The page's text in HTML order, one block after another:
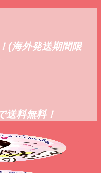
(海外発送期間限
送料無料！